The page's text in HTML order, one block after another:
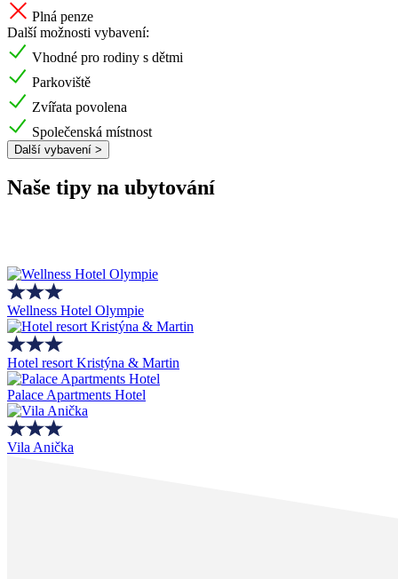
Plná penze
Další možnosti vybavení:
Vhodné pro rodiny s dětmi
Parkoviště
Zvířata povolena
Společenská místnost
Další vybavení >
Naše tipy na ubytování
Wellness Hotel Olympie
Hotel resort Kristýna & Martin
Palace Apartments Hotel
Vila Anička